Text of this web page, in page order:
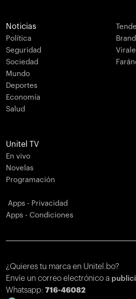
Noticias
Política
Seguridad
Sociedad
Mundo
Deportes
Economía
Salud
Unitel TV
En vivo
Novelas
Programación
Apps - Privacidad
Apps - Condiciones
¿Quieres tu marca en Unitel.bo?
Envíe un correo electrónico a
Whatsapp: 716-46082